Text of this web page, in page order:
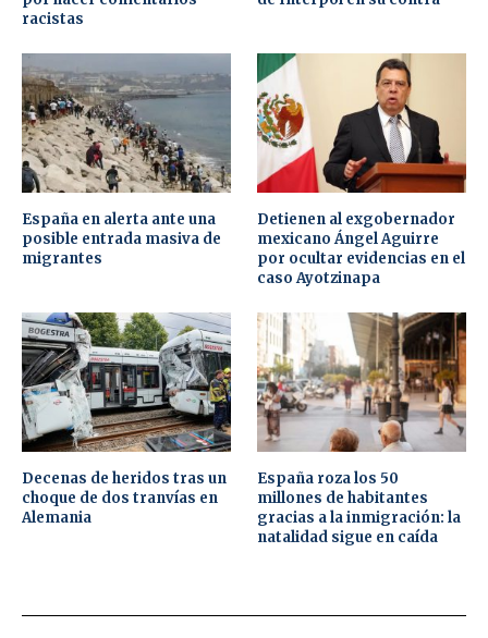
racistas
España en alerta ante una
posible entrada masiva de
migrantes
Detienen al exgobernador
mexicano Ángel Aguirre
por ocultar evidencias en el
caso Ayotzinapa
Decenas de heridos tras un
choque de dos tranvías en
Alemania
España roza los 50
millones de habitantes
gracias a la inmigración: la
natalidad sigue en caída